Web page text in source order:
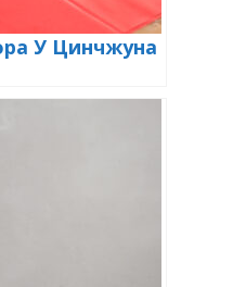
У Цинчжуна